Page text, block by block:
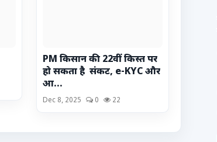
PM किसान की 22वीं किस्त पर
हो सकता है संकट, e-KYC और
आ...
Dec 8, 2025 0 22